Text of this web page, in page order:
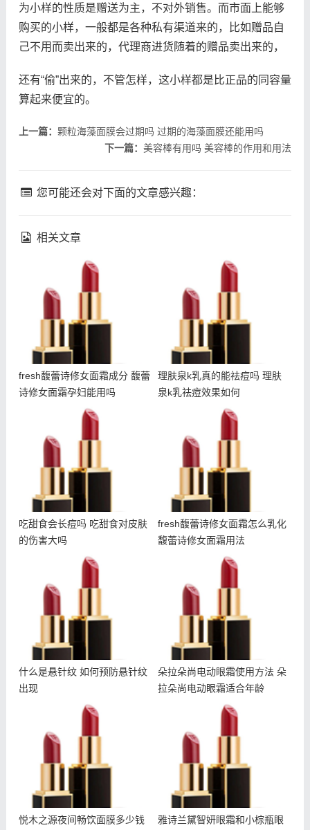
为小样的性质是赠送为主，不对外销售。而市面上能够
购买的小样，一般都是各种私有渠道来的，比如赠品自
己不用而卖出来的，代理商进货随着的赠品卖出来的，
还有“偷”出来的，不管怎样，这小样都是比正品的同容量
算起来便宜的。
上一篇： 颗粒海藻面膜会过期吗 过期的海藻面膜还能用吗
下一篇：美容棒有用吗 美容棒的作用和用法
您可能还会对下面的文章感兴趣：
相关文章
fresh馥蕾诗修女面霜成分
fresh馥蕾诗修女面霜成分 馥蕾
诗修女面霜孕妇能用吗
理肤泉k乳真的能祛痘吗 理
理肤泉k乳真的能祛痘吗 理肤
泉k乳祛痘效果如何
吃甜食会长痘吗 吃甜食对
吃甜食会长痘吗 吃甜食对皮肤
的伤害大吗
fresh馥蕾诗修女面霜怎么
fresh馥蕾诗修女面霜怎么乳化
馥蕾诗修女面霜用法
什么是悬针纹 如何预防悬
什么是悬针纹 如何预防悬针纹
出现
朵拉朵尚电动眼霜使用方法
朵拉朵尚电动眼霜使用方法 朵
拉朵尚电动眼霜适合年龄
悦木之源夜间畅饮面膜多少
悦木之源夜间畅饮面膜多少钱
雅诗兰黛智妍眼霜和小棕瓶
雅诗兰黛智妍眼霜和小棕瓶眼